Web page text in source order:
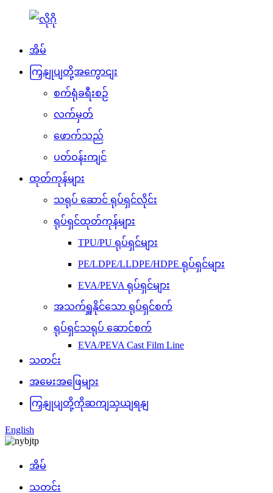
အိမ်
ကြှနျုပျတို့အကွောငျး
စက်ရုံခရီးစဉ်
လက်မှတ်
ဖောက်သည်
ပတ်ဝန်းကျင်
ထုတ်ကုန်များ
သရုပ် ဆောင် ရုပ်ရှင်လိုင်း
ရုပ်ရှင်ထုတ်ကုန်များ
TPU/PU ရုပ်ရှင်များ
PE/LDPE/LLDPE/HDPE ရုပ်ရှင်များ
EVA/PEVA ရုပ်ရှင်များ
အသက်ရှူနိုင်သော ရုပ်ရှင်စက်
ရုပ်ရှင်သရုပ် ဆောင်စက်
EVA/PEVA Cast Film Line
သတင်း
အမေးအဖြေများ
ကြှနျုပျတို့ကိုဆကျသှယျရနျ
English
အိမ်
သတင်း